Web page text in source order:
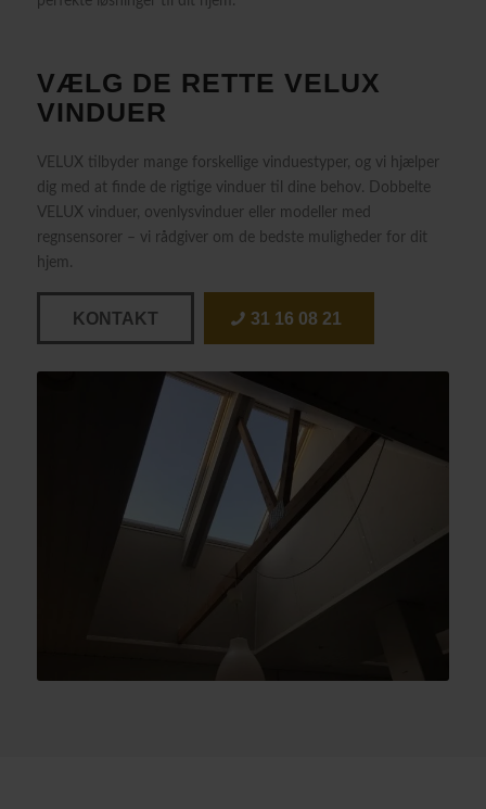
VÆLG DE RETTE VELUX
VINDUER
VELUX tilbyder mange forskellige vinduestyper, og vi hjælper
dig med at finde de rigtige vinduer til dine behov. Dobbelte
VELUX vinduer, ovenlysvinduer eller modeller med
regnsensorer – vi rådgiver om de bedste muligheder for dit
hjem.
KONTAKT 31 16 08 21